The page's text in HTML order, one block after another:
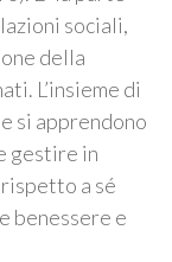
sociali,
della
L’insieme di
si apprendono
gestire in
a sé
benessere e